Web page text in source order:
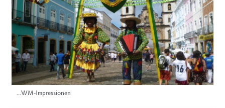
...WM-Impressionen